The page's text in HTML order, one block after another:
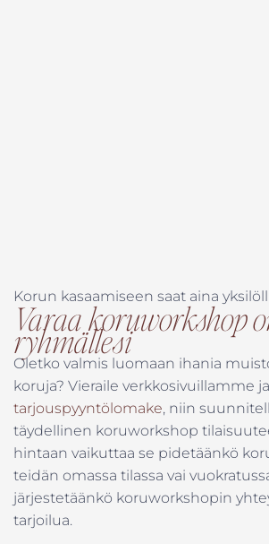
Korun kasaamiseen saat aina
Varaa koruworkshop
ryhmällesi
Oletko valmis luomaan ihania
koruja? Vieraile verkkosivuillamme
tarjouspyyntölomake, niin
täydellinen koruworkshop
hintaan vaikuttaa se pidetäänkö
teidän omassa tilassa vai
järjestetäänkö koruworkshopin
tarjoilua.